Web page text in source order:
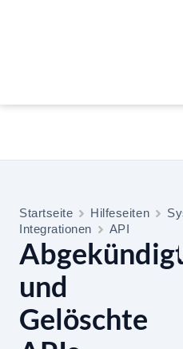
Startseite Hilfeseiten
Integrationen
API
und
Gelöschte